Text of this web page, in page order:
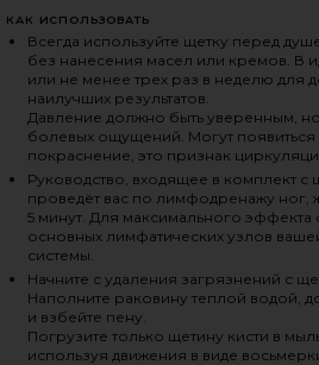
КАК ИСПОЛЬЗОВАТЬ
Всегда используйте щетку перед
без нанесения масел или кремов. В
или не менее трех раз в неделю для
наилучших результатов.
Давление должно быть уверенным,
болевых ощущений. Могут появиться
покраснение, это признак
Руководство, входящее в комплект
проведёт вас по лимфодренажу ног,
5 минут. Для максимального эффекта
основных лимфатических узлов
системы.
Начните с удаления загрязнений с
Наполните раковину теплой водой,
и взбейте пену.
Погрузите только щетину кисти в
используя движения в виде